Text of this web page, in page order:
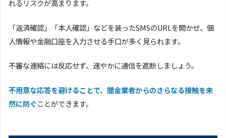
れるリスクが高まります。
「返済確認」「本人確認」などを装ったSMSのURLを開かせ、個
人情報や金融口座を入力させる手口が多く見られます。
不審な連絡には反応せず、速やかに通信を遮断しましょう。
不用意な応答を避けることで、闇金業者からのさらなる接触を未
然に防ぐことができます。